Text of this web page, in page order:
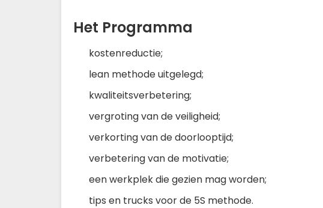
Het Programma
kostenreductie;
lean methode uitgelegd;
kwaliteitsverbetering;
vergroting van de veiligheid;
verkorting van de doorlooptijd;
verbetering van de motivatie;
een werkplek die gezien mag worden;
tips en trucks voor de 5S methode.